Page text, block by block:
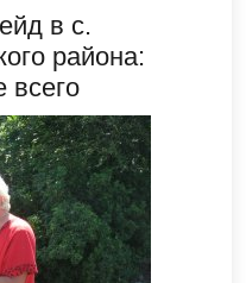
в с.
района:
всего